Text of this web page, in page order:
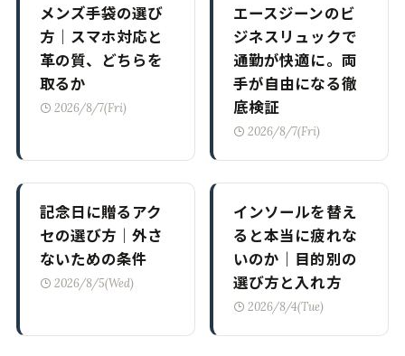
メンズ手袋の選び
方｜スマホ対応と
革の質、どちらを
取るか
2026/8/7(Fri)
エースジーンのビ
ジネスリュックで
通勤が快適に。両
手が自由になる徹
底検証
2026/8/7(Fri)
記念日に贈るアク
セの選び方｜外さ
ないための条件
2026/8/5(Wed)
インソールを替え
ると本当に疲れな
いのか｜目的別の
選び方と入れ方
2026/8/4(Tue)